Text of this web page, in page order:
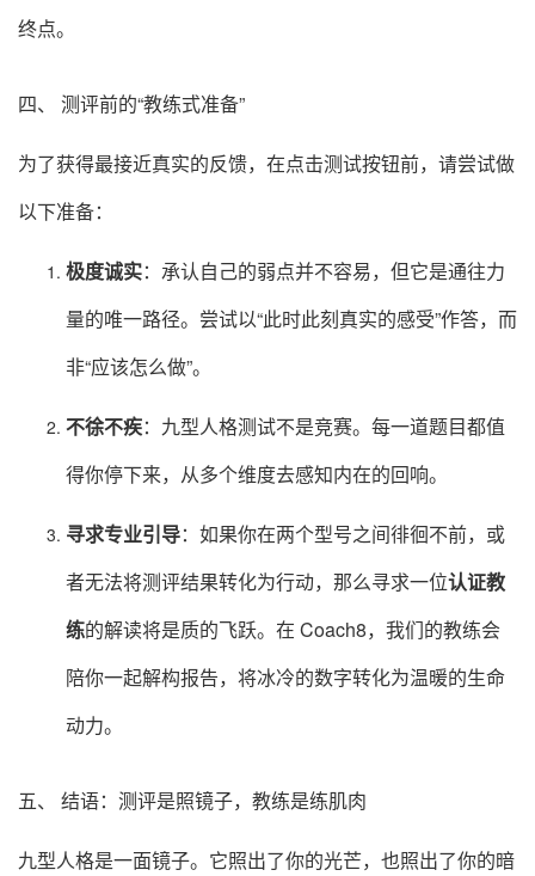
终点。
四、 测评前的“教练式准备”
为了获得最接近真实的反馈，在点击测试按钮前，请尝试做
以下准备：
极度诚实：承认自己的弱点并不容易，但它是通往力
量的唯一路径。尝试以“此时此刻真实的感受”作答，而
非“应该怎么做”。
不徐不疾：九型人格测试不是竞赛。每一道题目都值
得你停下来，从多个维度去感知内在的回响。
寻求专业引导：如果你在两个型号之间徘徊不前，或
者无法将测评结果转化为行动，那么寻求一位认证教
练的解读将是质的飞跃。在 Coach8，我们的教练会
陪你一起解构报告，将冰冷的数字转化为温暖的生命
动力。
五、 结语：测评是照镜子，教练是练肌肉
九型人格是一面镜子。它照出了你的光芒，也照出了你的暗